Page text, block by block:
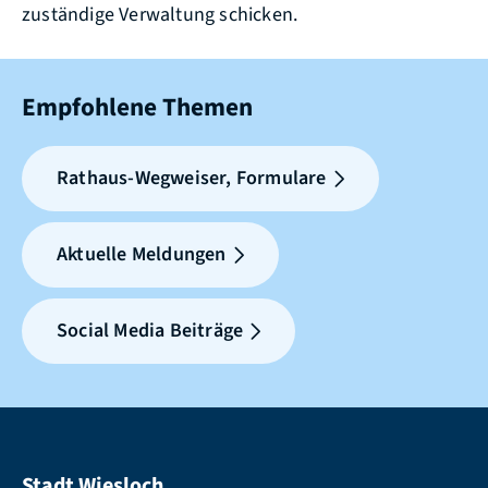
zuständige Verwaltung schicken.
Empfohlene Themen
Rathaus-Wegweiser, Formulare
Aktuelle Meldungen
Social Media Beiträge